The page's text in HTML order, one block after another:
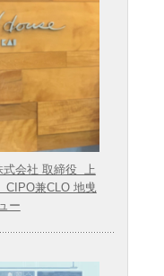
式会社 取締役 上
兼CLO 地曵
ー